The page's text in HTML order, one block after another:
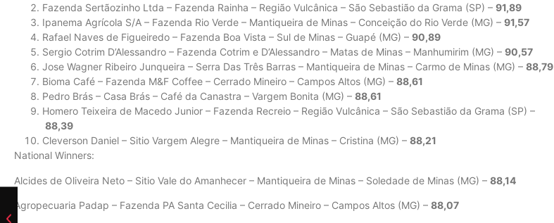
Fazenda Sertãozinho Ltda – Fazenda Rainha – Região Vulcânica – São Sebastião da Grama (SP) – 91,89
Ipanema Agrícola S/A – Fazenda Rio Verde – Mantiqueira de Minas – Conceição do Rio Verde (MG) – 91,57
Rafael Naves de Figueiredo – Fazenda Boa Vista – Sul de Minas – Guapé (MG) – 90,89
Sergio Cotrim D’Alessandro – Fazenda Cotrim e D’Alessandro – Matas de Minas – Manhumirim (MG) – 90,57
Jose Wagner Ribeiro Junqueira – Serra Das Três Barras – Mantiqueira de Minas – Carmo de Minas (MG) – 88,79
Bioma Café – Fazenda M&F Coffee – Cerrado Mineiro – Campos Altos (MG) – 88,61
Pedro Brás – Casa Brás – Café da Canastra – Vargem Bonita (MG) – 88,61
Homero Teixeira de Macedo Junior – Fazenda Recreio – Região Vulcânica – São Sebastião da Grama (SP) –
88,39
Cleverson Daniel – Sitio Vargem Alegre – Mantiqueira de Minas – Cristina (MG) – 88,21
National Winners:
Alcides de Oliveira Neto – Sitio Vale do Amanhecer – Mantiqueira de Minas – Soledade de Minas (MG) – 88,14
Agropecuaria Padap – Fazenda PA Santa Cecilia – Cerrado Mineiro – Campos Altos (MG) – 88,07